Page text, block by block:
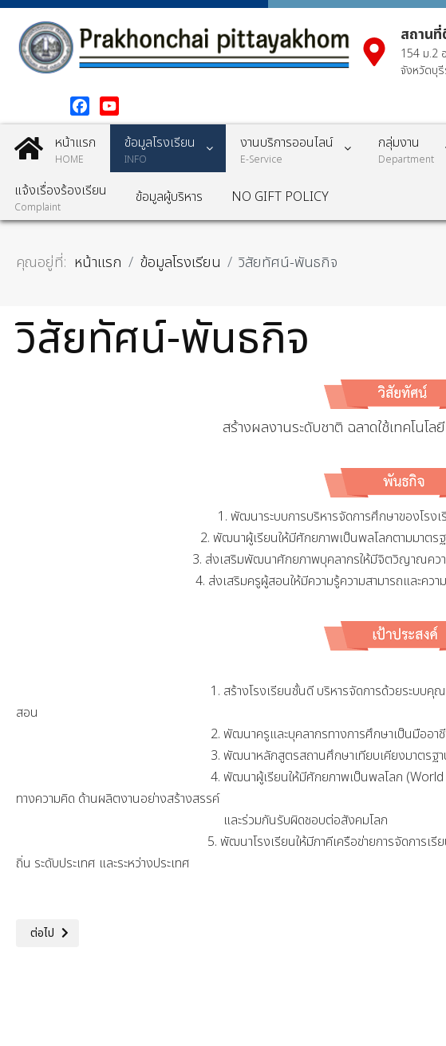
สถาน
154 ม.2
จังหวัดบุ
Facebook
YouTube
หน้าแรก
HOME
ข้อมูลโรงเรียน
INFO
งานบริการออนไลน์
E-Service
กลุ่มงาน
Department
แจ้งเรื่องร้องเรียน
Complaint
ข้อมูลผู้บริหาร NO GIFT POLICY
คุณอยู่ที่: หน้าแรก ข้อมูลโรงเรียน วิสัยทัศน์-พันธกิจ
วิสัยทัศน์-พันธกิจ
สร้างผลงานระดับชาติ ฉลาดใช้เทคโนโ
1. พัฒนาระบบการบริหารจัดการศึกษาของโรง
2. พัฒนาผู้เรียนให้มีศักยภาพเป็นพลโลกตามมาตร
3. ส่งเสริมพัฒนาศักยภาพบุคลากรให้มีจิตวิญาณความเ
4. ส่งเสริมครูผู้สอนให้มีความรู้ความสามารถและความเชี่ยวชา
1. สร้างโรงเรียนชั้นดี บริหารจัดการด้วยระบบคุณภาพ เป็นผู้นำเทค
สอน
2. พัฒนาครูและบุคลากรทางการศึกษาเป็นมืออาชีพ มีขวัญกำลั
3. พัฒนาหลักสูตรสถานศึกษาเทียบเคียงมาตรฐาน
4. พัฒนาผู้เรียนให้มีศักยภาพเป็นพลโลก (World Citizen) มีลักษณ
ทางความคิด ด้านผลิตงานอย่างสร้างสรรค์
และร่วมกันรับผิดชอบต่อสังคมโลก
5. พัฒนาโรงเรียนให้มีภาคีเครือข่ายการจัดการเรียนรู้และร่วมพั
ถิ่น ระดับประเทศ และระหว่างประเทศ
เนื้อหาถัดไป: ข้อมูลพื้นฐาน
ต่อไป
ะภิกษุสงฆ์
ข่าวสารประชาสัมพันธ์
การสรรหาและการเลือกคณะ
กรรมการสถานศึกาาขั้นพื้น
ประกาศโรงเรียนประโคนชัยพิทยาคม
กรรมการสถานศึกาาขั้นพื้นฐาน
ติดต่อรับใบสมัครหรือแบบเสนอชื่อ ณห้อง
สำนักงานเลขานุการผู้อำนวยการ 4-9
ตุลา ในวันและเวลาราชการ
ข่าวสารประชาสัมพันธ์
เลื่อนการสอ
admin-วันศุกร์,
สพฐ. สั่งการให้ทุกโ
สอบเรียนต่อในระ
เลื่อนการสอบออก